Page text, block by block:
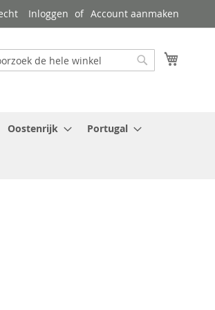
Inloggen Account aanmaken
Oostenrijk Portugal